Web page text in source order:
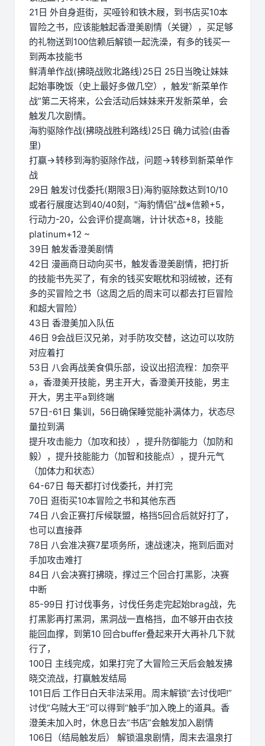
21日 外自身逛街，买哑铃和铁木屐，到书店买10本
冒险之书，应该能触起香澄美剧情（关键），买足够
的礼物送到100信赖后解锁一起洗澡，有多的钱买一
到两本技能书
鲜清单作战(拂晓战败北路线)25日 25日当晚让妹妹
起始事晚饭（史上最好多做几空），触发“新菜单作
战”第二天将来，公会活动后妹妹来开发新菜单，会
触发几次剧情。
海豹驱除作战(拂晓战胜利路线)25日 确力试验(由香
里)
打赢→转移到海豹驱除作战，问题→转移到新菜单作
战
29日 触发讨伐委托(期限3日)海豹驱除数达到10/10
或者行展度达到40/40刻，“海豹情侣”战※信赖+5，
行动力-20，公会评价提高端，计计状态+8，技能
platinum+12 ~
39日 触发香澄美剧情
42日 漫画商日动向买书，触发香澄美剧情，把打折
的技能书先买了，有余的钱买安眠枕和羽绒被，还有
多的买冒险之书（这周之后的周末可以都去打巨冒险
和超大冒险）
43日 香澄美加入队伍
46日 9会战巨汉兄弟，对手防攻交替，这边可以攻防
对应着打
53日 八会再战美食俱乐部，设议出招流程：加奈平
a，香澄美开技能，男主开大，香澄美开技能，男主
开大，男主平a到终端
57日-61日 集训，56日确保睡觉能补满体力，状态尽
量拉到满
提升攻击能力（加攻和技），提升防御能力（加防和
毅），提升技能能力（加智和技能点），提升元气
（加体力和状态）
64-67日 每天都打讨伐委托，并打完
70日 逛街买10本冒险之书和其他东西
74日 八会正赛打斥候联盟，格挡5回合后就好打了，
也可以直接莽
78日 八会准决赛7星项务所，速战速决，拖到后面对
手加攻击难打
84日 八会决赛打拂晓，撑过三个回合打黑影，决赛
中断
85-99日 打讨伐事务，讨伐任务走完起始brag战，先
打黑影再打黑洞，黑洞战一直格挡，血不够开由衣技
能回血撑，到第10 回合buffer叠起来开大再补几下就
行了，
100日 主线完成，如果打完了大冒险三天后会触发拂
晓交流战，打赢触发结局
101日后 工作日白天非法采用。周末解锁“去讨伐吧!”
讨伐“乌贼大王”可以得到“触手”加入晚上的道具。香
澄美未加入时，休息日去“书店”会触发加入剧情
106日（结局触发后） 解锁温泉剧情，周末去温泉打